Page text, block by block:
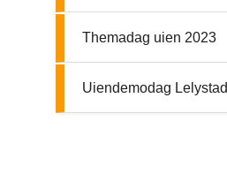
Themadag uien 2023
Uiendemodag Lelystad